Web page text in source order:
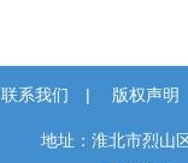
联系我们 | 版权声明
地址：淮北市烈山